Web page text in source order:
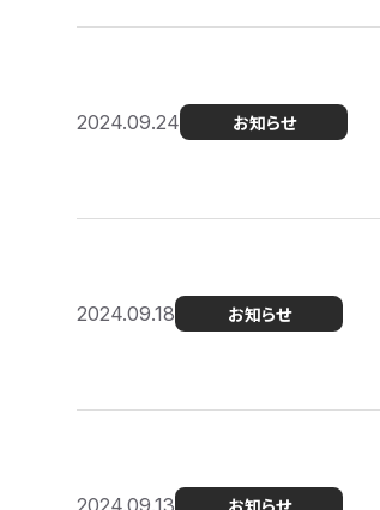
2024.09.24 お知らせ
2024.09.18 お知らせ
2024.09.13 お知らせ